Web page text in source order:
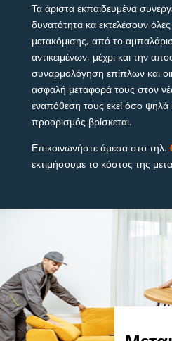
Τα άριστα εκπαιδευμένα
δυνατότητα κα εκτελέσουν όλες
μετακόμισης, από το
αντικειμένων, μέχρι και την
συναρμολόγηση επίπλων και
ασφαλή μεταφορά τους στον
εναπόθεση τους εκεί όσο ψηλά
προορισμός βρίσκεται.
Επικοινωνήστε άμεσα στο τηλ.
εκτιμήσουμε το κόστος της